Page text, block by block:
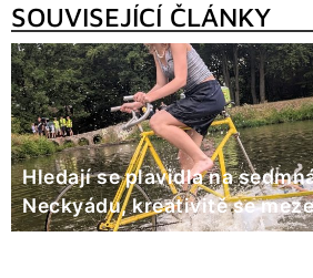
SOUVISEJÍCÍ ČLÁNKY
Hledají se plavidla na
Neckyádu, kreativitě se